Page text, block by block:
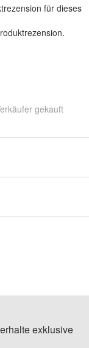
für dieses
.
gekauft
exklusive